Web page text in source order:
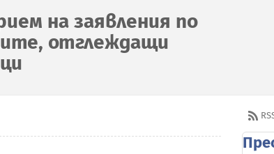
на заявления по
отглеждащи